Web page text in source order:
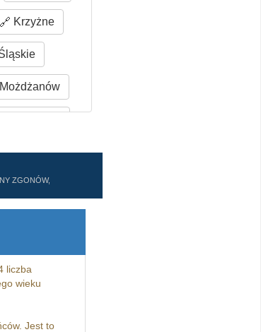
Krzyżne
Możdżanów
Surmin
ZGONÓW,
liczba
wieku
Jest to